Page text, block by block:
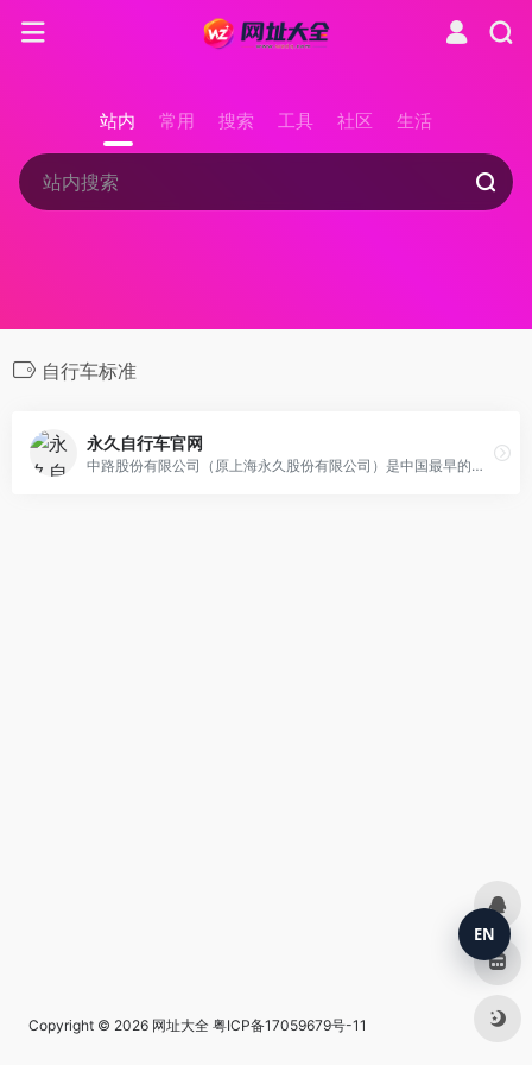
站内 常用 搜索 工具 社区 生活
自行车标准
永久自行车官网
中路股份有限公司（原上海永久股份有限公司）是中国最早的自行车整车制造厂家之一，为中国自行车行业的发展和标准化做出了不可磨灭的贡献。
Copyright © 2026 网址大全 粤ICP备17059679号-11
EN